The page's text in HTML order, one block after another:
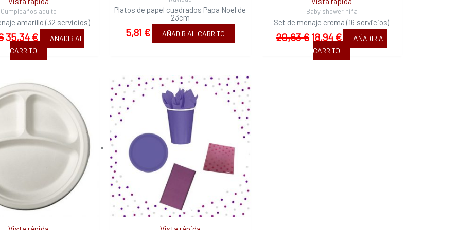
Cumpleaños adulto
amarillo (32 servicios)
35,34 €
AÑADIR AL
CARRITO
Platos de papel cuadrados Papa Noel de
23cm
5,81 € AÑADIR AL CARRITO
Baby shower niña
Set de menaje crema (16 servicios)
20,63€ 18,94 €
AÑADIR AL
CARRITO